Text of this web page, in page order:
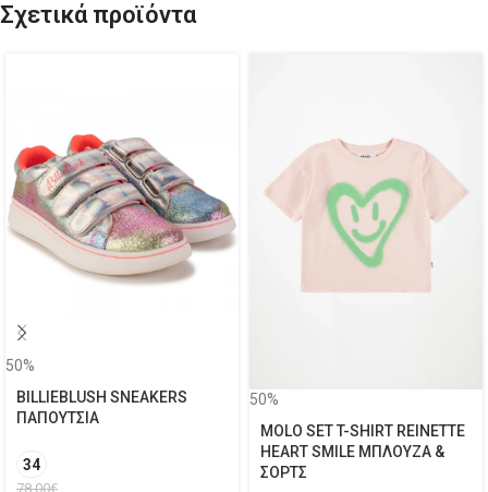
Σχετικά προϊόντα
50%
BILLIEBLUSH SNEAKERS
ΠΑΠΟΥΤΣΙΑ
34
78.00€
50%
MOLO SET T-SHIRT REINETTE
HEART SMILE ΜΠΛΟΥΖΑ &
ΣΟΡΤΣ